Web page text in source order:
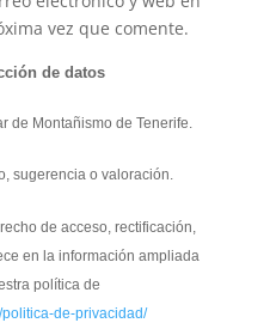
vez que comente.
de datos
de Montañismo de Tenerife.
sugerencia o valoración.
de acceso, rectificación,
en la información ampliada
política de
politica-de-privacidad/